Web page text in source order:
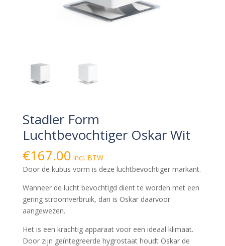
Stadler Form
Luchtbevochtiger Oskar Wit
€167.00 incl. BTW
Door de kubus vorm is deze luchtbevochtiger markant.
Wanneer de lucht bevochtigd dient te worden met een
gering stroomverbruik, dan is Oskar daarvoor
aangewezen.
Het is een krachtig apparaat voor een ideaal klimaat.
Door zijn geïntegreerde hygrostaat houdt Oskar de